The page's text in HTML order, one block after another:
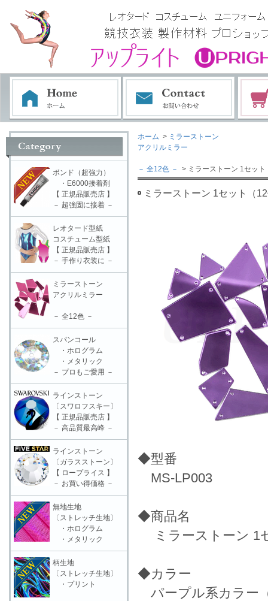
ホーム > ミラーストーン
アクリルミラー
－ 全12色 － > ミラーストーン 1セッ
ミラーストーン 1セット（
◆型番
MS-LP003
◆商品名
ミラーストーン 1
◆カラー
パープル系カラー
ボンド（超強力）
・E6000接着剤
【 正規品販売店 】
－ 超強固に接着 －
レオタード型紙
コスチューム型紙
【 正規品販売店 】
－ 手作り衣装に －
ミラーストーン
アクリルミラー
－ 全12色 －
スパンコール
・ホログラム
・メタリック
－ プロもご愛用 －
ラインストーン
〔スワロフスキー〕
【 正規品販売店 】
－ 高品質最高峰 －
ラインストーン
〔ガラスストーン〕
【 ロープライス 】
－ お買い得価格 －
無地生地
〔ストレッチ生地〕
・ホログラム
・メタリック
柄生地
〔ストレッチ生地〕
・プリント